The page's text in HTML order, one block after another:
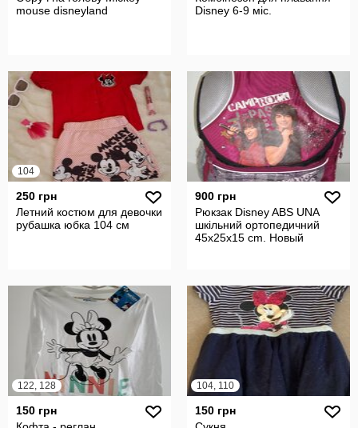
mouse disneyland
Disney 6-9 міс.
104
250 грн
Летний костюм для девочки
рубашка юбка 104 см
900 грн
Рюкзак Disney ABS UNA
шкільний ортопедичний
45x25x15 cm. Новый
122, 128
150 грн
104, 110
150 грн